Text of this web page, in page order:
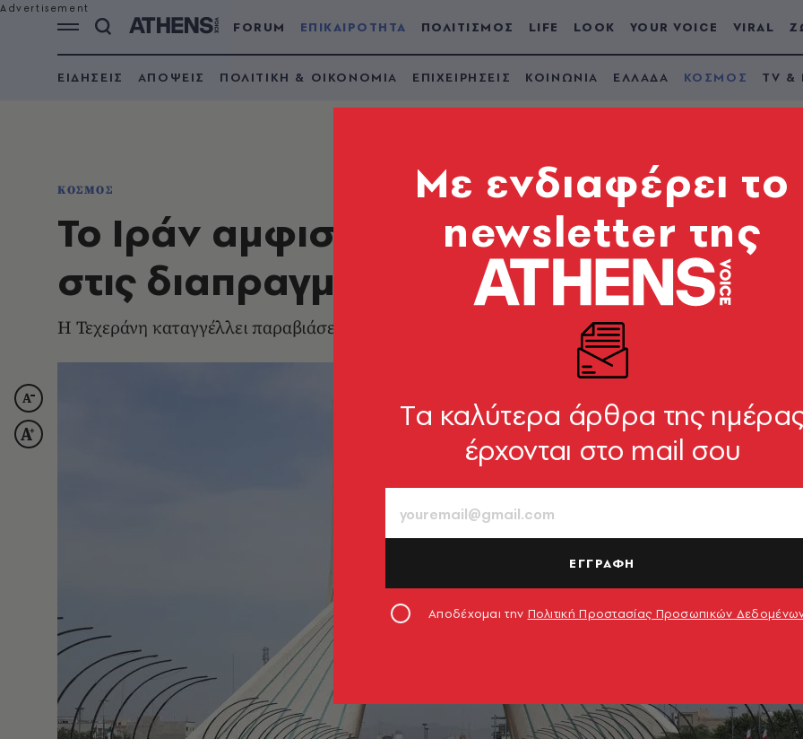
FORUM ΕΠΙΚΑΙΡΟΤΗΤΑ ΠΟΛΙΤΙΣΜΟΣ LIFE LOOK YOUR VOICE VIRAL
ΕΙΔΗΣΕΙΣ ΑΠΟΨΕΙΣ ΠΟΛΙΤΙΚΗ & ΟΙΚΟΝΟΜΙΑ ΕΠΙΧΕΙΡΗΣΕΙΣ ΚΟΙΝΩΝΙΑ ΕΛΛΑΔΑ ΚΟΣΜΟΣ TV &
ΚΟΣΜΟΣ
Το Ιράν αμφισβητεί τη σοβαρότητα
στις διαπραγματεύσεις
Η Τεχεράνη καταγγέλλει παραβιάσεις της εκεχειρίας και εξετάζει ακόμη την αμερικανική
Mε ενδιαφέρει το
newsletter της
Tα καλύτερα άρθρα της
έρχονται στο mail σου
ΕΓΓΡΑΦΗ
Αποδέχομαι την Πολιτική Προστασίας Προσωπικών